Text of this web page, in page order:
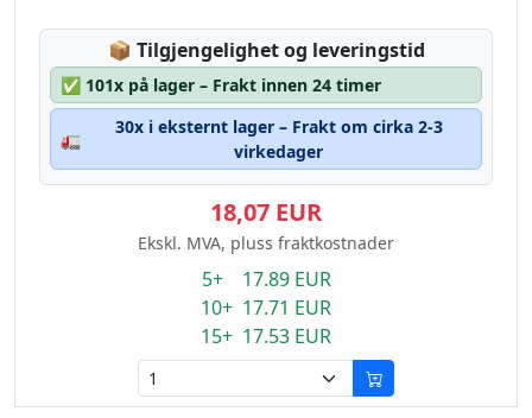
📦 Lagerstatus:
Tilgjengelighet og leveringstid
✅ 101x på lager – Frakt innen 24 timer
🚛
30x i eksternt lager – Frakt om cirka 2-3
virkedager
18,07 EUR
Ekskl. MVA, pluss fraktkostnader
5+ 17.89 EUR
10+ 17.71 EUR
15+ 17.53 EUR